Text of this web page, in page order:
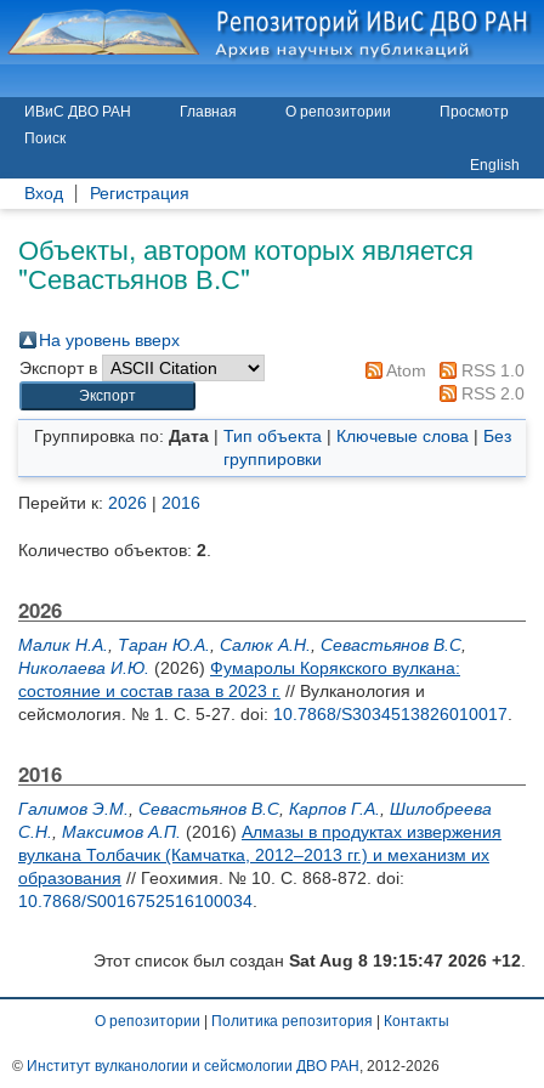
ИВиС ДВО РАН Главная О репозитории
Просмотр
Поиск
English
Вход Регистрация
Объекты, автором которых является
"Севастьянов В.С"
На уровень вверх
Экспорт в
Atom
RSS 1.0
RSS 2.0
Группировка по: Дата| Тип объекта | Ключевые слова | Без
группировки
Перейти к: 2026 | 2016
Количество объектов: 2
2026
Малик Н.А. Таран Ю.А. Салюк А.Н. Севастьянов В.С
Николаева И.Ю. (2026) Фумаролы Корякского вулкана:
состояние и состав газа в 2023 г. // Вулканология и
сейсмология. № 1. С. 5-27. doi: 10.7868/S3034513826010017
2016
Галимов Э.М. Севастьянов В.С Карпов Г.А.
Шилобреева
С.Н.
Максимов А.П. (2016) Алмазы в продуктах извержения
вулкана Толбачик (Камчатка, 2012–2013 гг.) и механизм их
образования // Геохимия. № 10. С. 868-872. doi:
10.7868/S0016752516100034
Этот список был создан Sat Aug 8 19:15:47 2026 +12
О репозитории Политика репозитория Контакты
© Институт вулканологии и сейсмологии ДВО РАН , 2012-2026